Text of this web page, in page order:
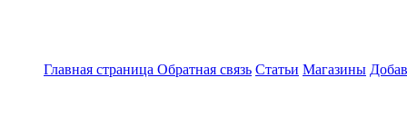
Главная страница Обратная связь Статьи Магазины